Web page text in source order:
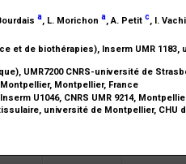
a, L. Morichon a, A. Petit c, I.
et de biothérapies), Inserm UMR
UMR7200 CNRS-université de
Montpellier, France
U1046, CNRS UMR 9214,
université de Montpellier, CHU